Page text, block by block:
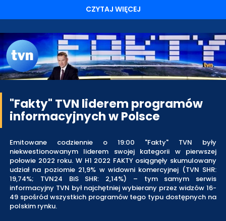
CZYTAJ WIĘCEJ
"Fakty" TVN liderem programów
informacyjnych w Polsce
Emitowane codziennie o 19:00 "Fakty" TVN były
niekwestionowanym liderem swojej kategorii w pierwszej
połowie 2022 roku. W H1 2022 FAKTY osiągnęły skumulowany
udział na poziomie 21,9% w widowni komercyjnej (TVN SHR:
19,74%; TVN24 BiS SHR: 2,14%) – tym samym serwis
informacyjny TVN był najchętniej wybierany przez widzów 16-
49 spośród wszystkich programów tego typu dostępnych na
polskim rynku.